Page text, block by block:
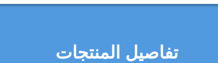
تفاصيل المنتجات